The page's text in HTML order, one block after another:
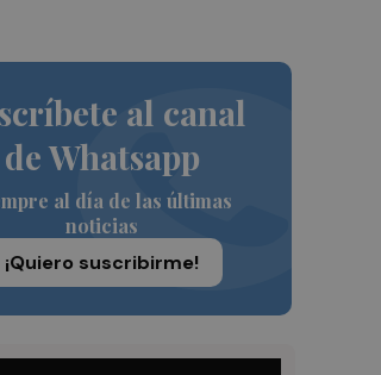
al canal
de Whatsapp
al día de las últimas
noticias
¡Quiero suscribirme!